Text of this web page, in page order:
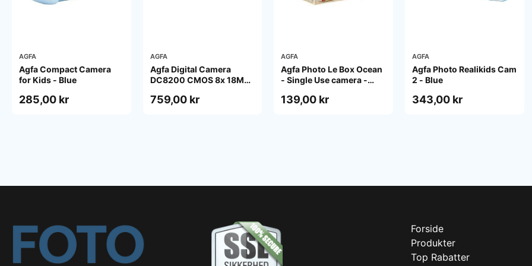
AGFA
Agfa Compact Camera
for Kids - Blue
285,00 kr
AGFA
Agfa Digital Camera
DC8200 CMOS 8x 18MP
759,00 kr
AGFA
Agfa Photo Le Box Ocean
- Single Use camera -
139,00 kr
AGFA
Agfa Photo Realikids Cam
2 - Blue
343,00 kr
Forside
Produkter
Top Rabatter